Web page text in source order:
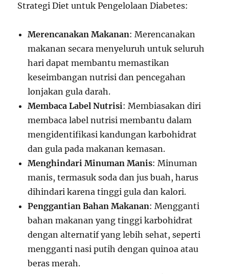
Strategi Diet untuk Pengelolaan Diabetes:
Merencanakan Makanan: Merencanakan
makanan secara menyeluruh untuk seluruh
hari dapat membantu memastikan
keseimbangan nutrisi dan pencegahan
lonjakan gula darah.
Membaca Label Nutrisi: Membiasakan diri
membaca label nutrisi membantu dalam
mengidentifikasi kandungan karbohidrat
dan gula pada makanan kemasan.
Menghindari Minuman Manis: Minuman
manis, termasuk soda dan jus buah, harus
dihindari karena tinggi gula dan kalori.
Penggantian Bahan Makanan: Mengganti
bahan makanan yang tinggi karbohidrat
dengan alternatif yang lebih sehat, seperti
mengganti nasi putih dengan quinoa atau
beras merah.